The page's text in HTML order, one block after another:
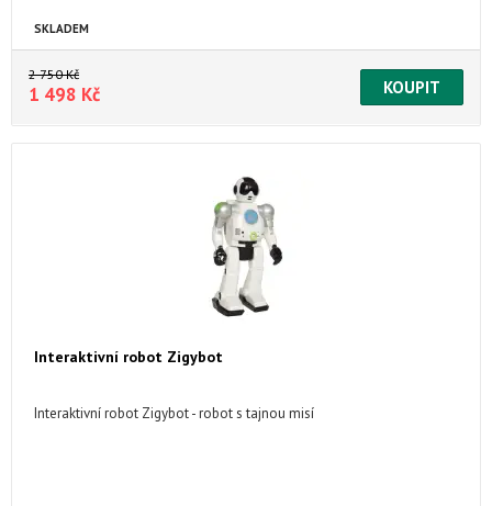
uvedením do provozu modeláře a zručné lidi je to starší zboží bez
záruky a bude určitě potřeba výměny akumulátoru baterii vhodný
pouze pro lidi co nemají problém s uvedením do provozu modeláře
a zručné lidi je to starší zboží bez záruky a bude určitě potřeba
výměny akumulátoru baterii
SKLADEM
2 750 Kč
1 498 Kč
Interaktivní robot Zigybot
Interaktivní robot Zigybot - robot s tajnou misí